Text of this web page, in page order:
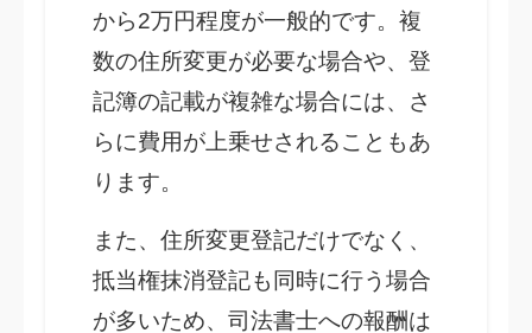
から2万円程度が一般的です。複
数の住所変更が必要な場合や、登
記簿の記載が複雑な場合には、さ
らに費用が上乗せされることもあ
ります。
また、住所変更登記だけでなく、
抵当権抹消登記も同時に行う場合
が多いため、司法書士への報酬は